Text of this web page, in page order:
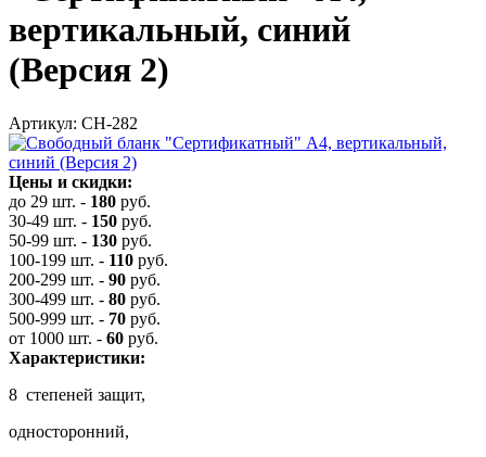
вертикальный, синий
(Версия 2)
Артикул: СН-282
Цены и скидки:
до 29 шт. - 180 руб.
30-49 шт. - 150 руб.
50-99 шт. - 130 руб.
100-199 шт. - 110 руб.
200-299 шт. - 90 руб.
300-499 шт. - 80 руб.
500-999 шт. - 70 руб.
от 1000 шт. - 60 руб.
Характеристики:
8 степеней защит,
односторонний,